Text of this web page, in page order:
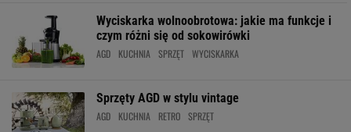
Wyciskarka wolnoobrotowa: jakie ma funkcje i
czym różni się od sokowirówki
AGD KUCHNIA SPRZĘT WYCISKARKA
Sprzęty AGD w stylu vintage
AGD KUCHNIA RETRO SPRZĘT